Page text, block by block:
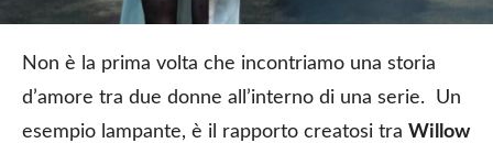
Non è la prima volta che incontriamo una storia
d’amore tra due donne all’interno di una serie. Un
esempio lampante, è il rapporto creatosi tra Willow